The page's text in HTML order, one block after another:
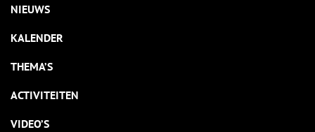
NIEUWS
KALENDER
THEMA’S
ACTIVITEITEN
VIDEO’S